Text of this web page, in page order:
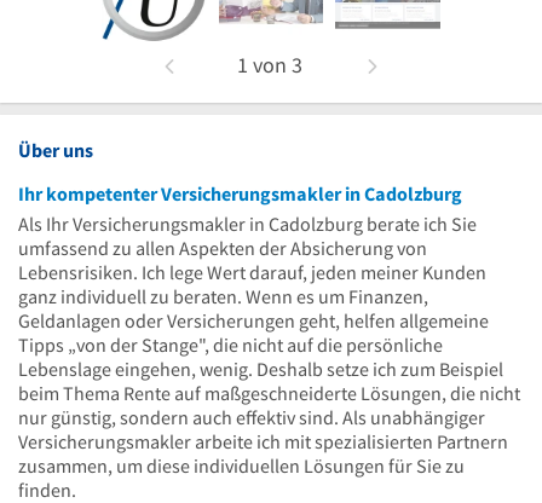
1 von 3
Über uns
Ihr kompetenter Versicherungsmakler in Cadolzburg
Als Ihr Versicherungsmakler in Cadolzburg berate ich Sie
umfassend zu allen Aspekten der Absicherung von
Lebensrisiken. Ich lege Wert darauf, jeden meiner Kunden
ganz individuell zu beraten. Wenn es um Finanzen,
Geldanlagen oder Versicherungen geht, helfen allgemeine
Tipps „von der Stange", die nicht auf die persönliche
Lebenslage eingehen, wenig. Deshalb setze ich zum Beispiel
beim Thema Rente auf maßgeschneiderte Lösungen, die nicht
nur günstig, sondern auch effektiv sind. Als unabhängiger
Versicherungsmakler arbeite ich mit spezialisierten Partnern
zusammen, um diese individuellen Lösungen für Sie zu
finden.